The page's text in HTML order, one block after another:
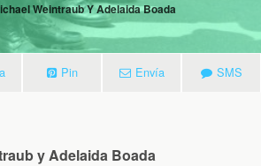
Weintraub Y Adelaida Boada
Pin Envía SMS
yAdelaida Boada